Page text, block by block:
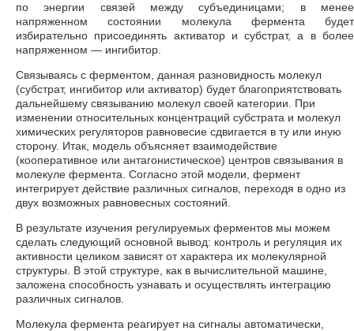
по энергии связей между субъединицами; в менее
напряженном состоянии молекула фермента будет
избирательно присоединять активатор и субстрат, а в более
напряженном — ингибитор.
Связываясь с ферментом, данная разновидность молекул
(субстрат, ингибитор или активатор) будет благоприятствовать
дальнейшему связыванию молекул своей категории. При
изменении относительных концентраций субстрата и молекул
химических регуляторов равновесие сдвигается в ту или иную
сторону. Итак, модель объясняет взаимодействие
(кооперативное или антагонистическое) центров связывания в
молекуле фермента. Согласно этой модели, фермент
интегрирует действие различных сигналов, переходя в одно из
двух возможных равновесных состояний.
В результате изучения регулируемых ферментов мы можем
сделать следующий основной вывод: контроль и регуляция их
активности целиком зависят от характера их молекулярной
структуры. В этой структуре, как в вычислительной машине,
заложена способность узнавать и осуществлять интеграцию
различных сигналов.
Молекула фермента реагирует на сигналы автоматически,